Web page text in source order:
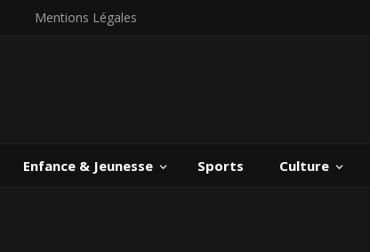
Mentions Légales
Enfance & Jeunesse Sports Culture